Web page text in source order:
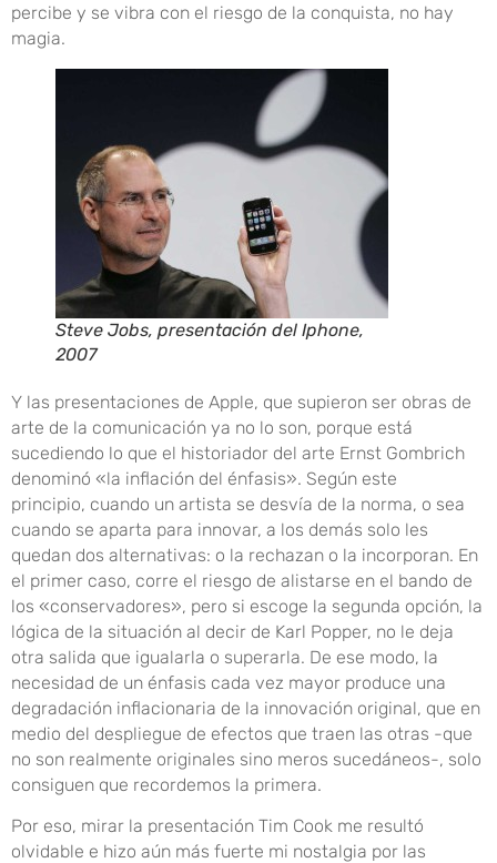
percibe y se vibra con el riesgo de la conquista, no hay
magia.
Steve Jobs, presentación del Iphone,
2007
Y las presentaciones de Apple, que supieron ser obras de
arte de la comunicación ya no lo son, porque está
sucediendo lo que el historiador del arte Ernst Gombrich
denominó «la inflación del énfasis». Según este
principio, cuando un artista se desvía de la norma, o sea
cuando se aparta para innovar, a los demás solo les
quedan dos alternativas: o la rechazan o la incorporan. En
el primer caso, corre el riesgo de alistarse en el bando de
los «conservadores», pero si escoge la segunda opción, la
lógica de la situación al decir de Karl Popper, no le deja
otra salida que igualarla o superarla. De ese modo, la
necesidad de un énfasis cada vez mayor produce una
degradación inflacionaria de la innovación original, que en
medio del despliegue de efectos que traen las otras -que
no son realmente originales sino meros sucedáneos-, solo
consiguen que recordemos la primera.
Por eso, mirar la presentación Tim Cook me resultó
olvidable e hizo aún más fuerte mi nostalgia por las